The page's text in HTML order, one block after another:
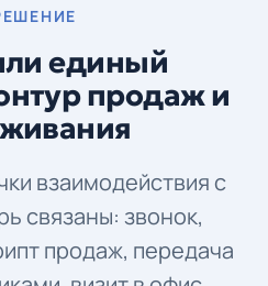
единый
продаж и
взаимодействия с
связаны: звонок,
продаж, передача